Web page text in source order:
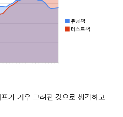
가 겨우 그려진 것으로 생각하고